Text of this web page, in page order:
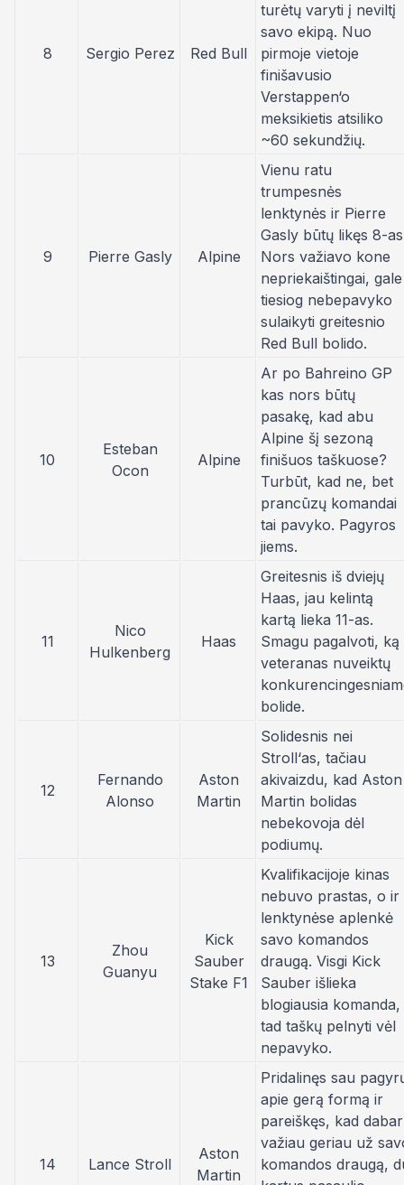
8 Sergio Perez Red Bull
turėtų varyti į neviltį
savo ekipą. Nuo
pirmoje vietoje
finišavusio
Verstappen‘o
meksikietis atsiliko
~60 sekundžių.
9 Pierre Gasly Alpine
Vienu ratu
trumpesnės
lenktynės ir Pierre
Gasly būtų likęs 8-
Nors važiavo kone
nepriekaištingai, gale
tiesiog nebepavyko
sulaikyti greitesnio
Red Bull bolido.
10
Esteban
Ocon
Alpine
Ar po Bahreino GP
kas nors būtų
pasakę, kad abu
Alpine šį sezoną
finišuos taškuose?
Turbūt, kad ne, bet
prancūzų komandai
tai pavyko. Pagyros
jiems.
11
Nico
Hulkenberg
Haas
Greitesnis iš dviejų
Haas, jau kelintą
kartą lieka 11-as.
Smagu pagalvoti, ką
veteranas nuveiktų
bolide.
12
Fernando
Alonso
Aston
Martin
Solidesnis nei
Stroll‘as, tačiau
akivaizdu, kad Aston
Martin bolidas
nebekovoja dėl
podiumų.
13
Zhou
Guanyu
Kick
Sauber
Stake F1
Kvalifikacijoje kinas
nebuvo prastas, o ir
lenktynėse aplenkė
savo komandos
draugą. Visgi Kick
Sauber išlieka
blogiausia komanda,
tad taškų pelnyti vėl
nepavyko.
14 Lance Stroll
Aston
Martin
Pridalinęs sau
apie gerą formą ir
pareiškęs, kad dabar
važiau geriau už
komandos draugą,